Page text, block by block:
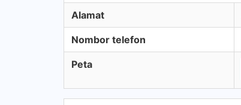
Alamat
Nombor telefon
Peta